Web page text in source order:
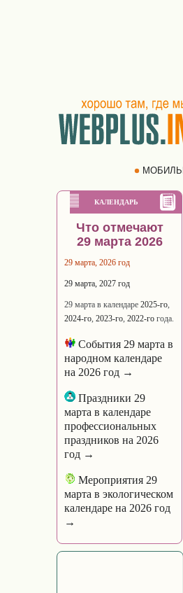
КАЛЕНДАРЬ
Что отмечают
29 марта 2026
29 марта, 2026 год
29 марта, 2027 год
29 марта в календаре 2025-го,
2024-го, 2023-го, 2022-го года.
События 29 марта в
народном календаре
на 2026 год →
Праздники 29
марта в календаре
профессиональных
праздников на 2026
год →
Мероприятия 29
марта в экологическом
календаре на 2026 год
→